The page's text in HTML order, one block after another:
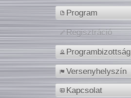
Program
Regisztráció
Programbizottság
Versenyhelyszín
Kapcsolat